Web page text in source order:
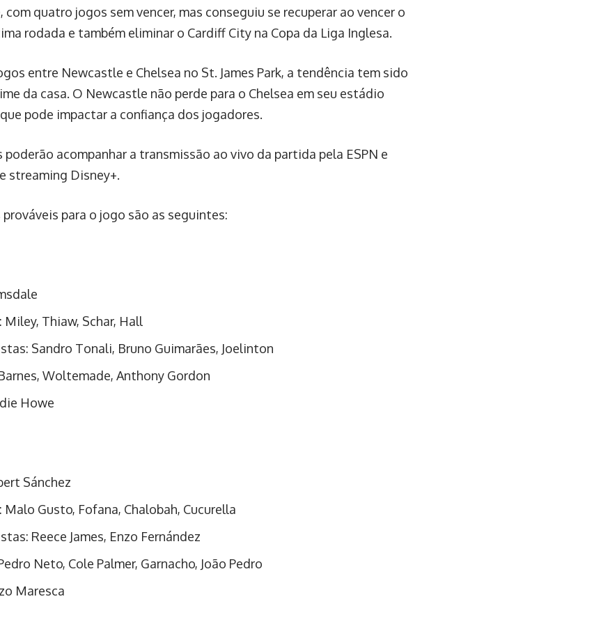
com quatro jogos sem vencer, mas conseguiu se recuperar ao vencer o
rodada e também eliminar o Cardiff City na Copa da Liga Inglesa.
entre Newcastle e Chelsea no St. James Park, a tendência tem sido
da casa. O Newcastle não perde para o Chelsea em seu estádio
pode impactar a confiança dos jogadores.
acompanhar a transmissão ao vivo da partida pela ESPN e
streaming Disney+.
prováveis para o jogo são as seguintes:
Miley, Thiaw, Schar, Hall
Sandro Tonali, Bruno Guimarães, Joelinton
Woltemade, Anthony Gordon
Howe
Sánchez
Malo Gusto, Fofana, Chalobah, Cucurella
Reece James, Enzo Fernández
Neto, Cole Palmer, Garnacho, João Pedro
Maresca